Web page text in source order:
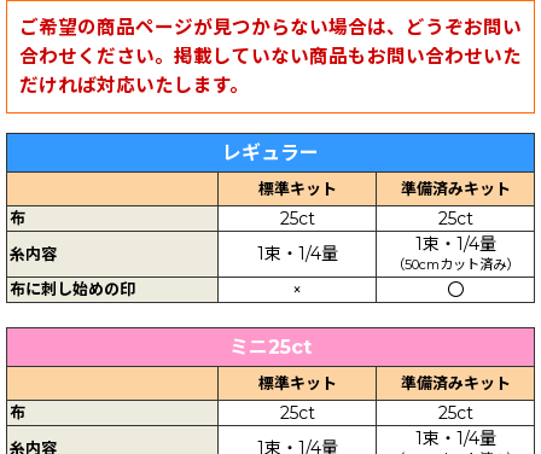
ご希望の商品ページが見つからない場合は、どうぞお問い
合わせください。掲載していない商品もお問い合わせいた
だければ対応いたします。
レギュラー
標準キット
準備済みキット
布
25ct 25ct
糸内容 1束・1/4量 1束・1/4量
（50cmカット済み）
布に刺し始めの印 × 〇
ミニ25ct
標準キット
準備済みキット
布
25ct 25ct
糸内容 1束・1/4量 1束・1/4量